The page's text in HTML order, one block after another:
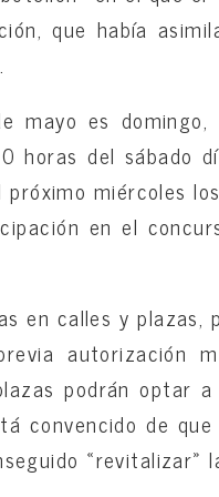
que había
es domingo,
horas del sábado
miércoles
en el
en calles y plazas,
autorización
podrán optar a
convencido de
«revitalizar»